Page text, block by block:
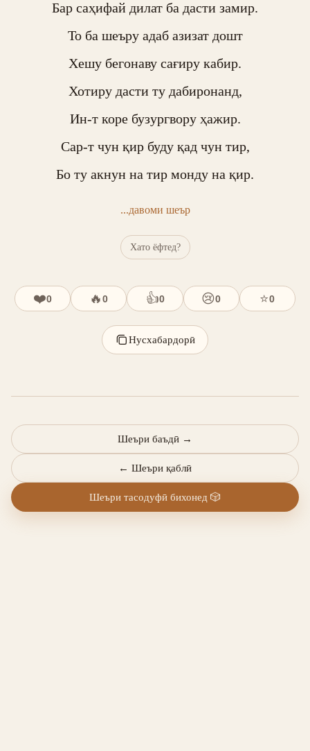
Бар саҳифай дилат ба дасти замир.
То ба шеъру адаб азизат дошт
Хешу бегонаву сағиру кабир.
Хотиру дасти ту дабиронанд,
Ин-т коре бузургвору ҳажир.
Сар-т чун қир буду қад чун тир,
Бо ту акнун на тир монду на қир.
...давоми шеър
Хато ёфтед?
❤️0 🔥0 👍0 😢0 ⭐0
Нусхабардорӣ
← Шеъри қаблӣ
Шеъри баъдӣ →
Шеъри тасодуфӣ бихонед 🎲